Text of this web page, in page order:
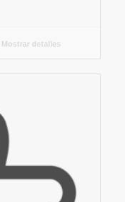
Mostrar detalles